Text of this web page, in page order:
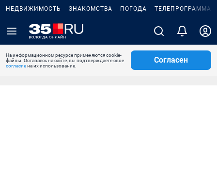
НЕДВИЖИМОСТЬ ЗНАКОМСТВА ПОГОДА ТЕЛЕПРОГРАММА
На информационном ресурсе применяются cookie-
файлы. Оставаясь на сайте, вы подтверждаете свое
согласиена их использование.
Согласен